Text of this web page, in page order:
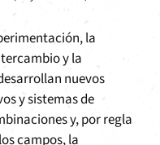
la
y la
nuevos
y sistemas de
y, por regla
campos, la